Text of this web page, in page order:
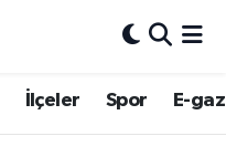
İlçeler Spor E-